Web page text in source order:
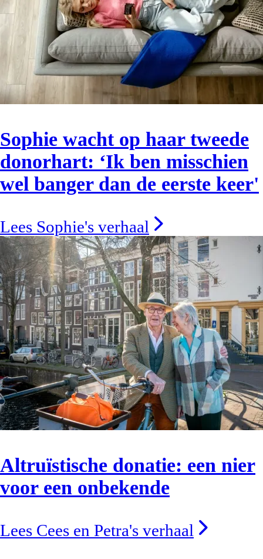
Sophie wacht op haar tweede
donorhart: ‘Ik ben misschien
wel banger dan de eerste keer'
Lees Sophie's verhaal
Altruïstische donatie: een nier
voor een onbekende
Lees Cees en Petra's verhaal